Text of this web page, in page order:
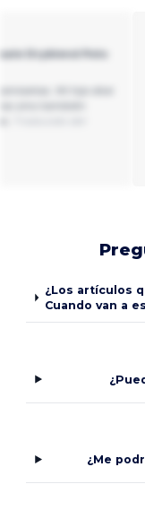
Dryblend Polo
¿Los artículos
Cuando van a
¿Me